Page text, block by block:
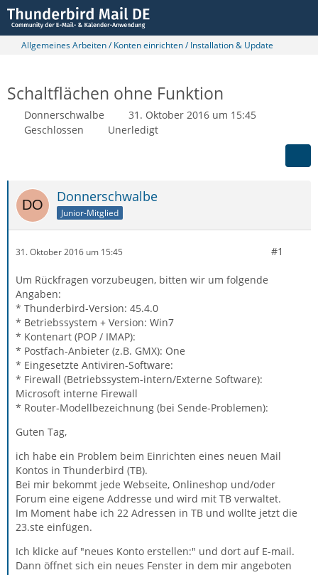
Allgemeines Arbeiten / Konten einrichten / Installation & Update
Schaltflächen ohne Funktion
Donnerschwalbe
31. Oktober 2016 um 15:45
Geschlossen
Unerledigt
Donnerschwalbe
Junior-Mitglied
31. Oktober 2016 um 15:45 #1
Um Rückfragen vorzubeugen, bitten wir um folgende
Angaben:
* Thunderbird-Version: 45.4.0
* Betriebssystem + Version: Win7
* Kontenart (POP / IMAP):
* Postfach-Anbieter (z.B. GMX): One
* Eingesetzte Antiviren-Software:
* Firewall (Betriebssystem-intern/Externe Software):
Microsoft interne Firewall
* Router-Modellbezeichnung (bei Sende-Problemen):
Guten Tag,
ich habe ein Problem beim Einrichten eines neuen Mail
Kontos in Thunderbird (TB).
Bei mir bekommt jede Webseite, Onlineshop und/oder
Forum eine eigene Addresse und wird mit TB verwaltet.
Im Moment habe ich 22 Adressen in TB und wollte jetzt die
23.ste einfügen.
Ich klicke auf "neues Konto erstellen:" und dort auf E-mail.
Dann öffnet sich ein neues Fenster in dem mir angeboten